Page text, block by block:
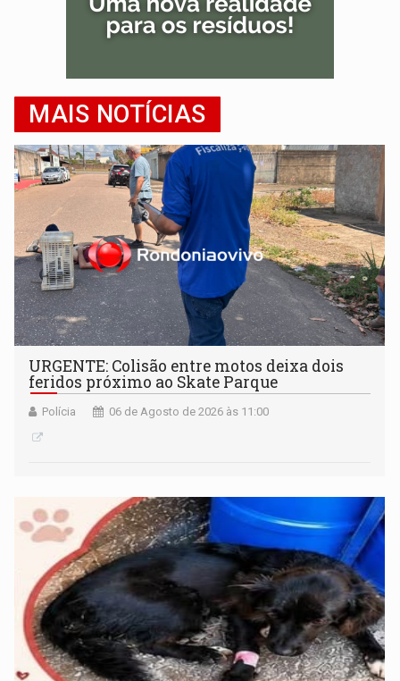
MAIS NOTÍCIAS
URGENTE: Colisão entre motos deixa dois
feridos próximo ao Skate Parque
Polícia 06 de Agosto de 2026 às 11:00